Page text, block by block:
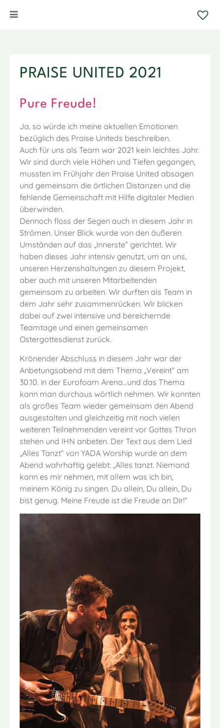
PRAISE UNITED 2021
Pure Freude!
Ja, so würde ich meine aktuellen Emotionen
bezüglich des Praise Uniteds beschreiben.
Auch für uns als Team war 2021 kein leichtes Jahr.
Wir sind durch viele Höhen und Tiefen gegangen,
mussten im Frühjahr den Praise United absagen
und gemeinsam die örtlichen Distanzen und die
fehlende Gemeinschaft mit Hilfe digitaler Medien
überwinden.
Dennoch floss der Segen auch in diesem Jahr in
Strömen. Unser Blick wurde von den äußeren
Umständen auf das „Innerste“ gerichtet. Wir
haben dieses Jahr intensiv genutzt, um an uns,
unseren Herzenshaltungen zu diesem Projekt,
aber auch mit unseren Mitarbeitenden
gemeinsam zu arbeiten. Wir durften als Team in
dem Jahr sehr zusammenrücken. Wir blicken
dabei auf zwei intensive und bereichernde
Teamtage und einen gemeinsamen
Ostergottesdienst zurück.
Krönender Abschluss in diesem Jahr war der
Anbetungsabend mit dem Thema „Vereint“ am
30.10. in der Eurofoam Arena...und das Thema
kann man durchaus wörtlich nehmen. Wir konnten
als großes Team wieder gemeinsam den Abend
ausgestalten und gleichzeitig mit noch vielen
weiteren Teilnehmenden vereint vor Gottes Thron
stehen und IHN anbeten. Der Text aus dem Lied
„Alles Tanzt“ von YADA Worship wurde an dem
Abend wahrhaftig gelebt: „Alles tanzt. Niemand
kann es mir nehmen, mit allem was ich bin,
meinem König zu singen. Du allein, Du allein, Du
bist genug. Meine Freude ist die Freude an Dir!“